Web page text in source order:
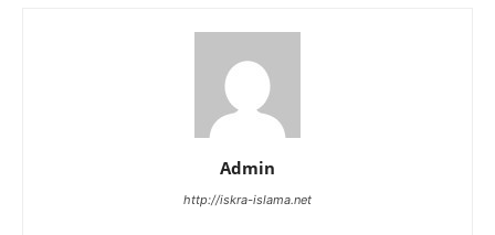
Admin
http://iskra-islama.net